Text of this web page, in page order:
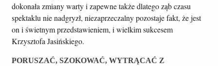
dokonała zmiany warty i zapewne także dlatego ząb czasu
spektaklu nie nadgryzł, niezaprzeczalny pozostaje fakt, że jest
on i świetnym przedstawieniem, i wielkim sukcesem
Krzysztofa Jasińskiego.
PORUSZAĆ, SZOKOWAĆ, WYTRĄCAĆ Z